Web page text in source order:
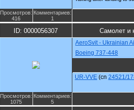
Просмотров:
416
Комментариев:
1
ID: 0000056307 Самолет и
AeroSvit - Ukrainian
Boeing 737-448
UR-VVE (cn 24521/
Просмотров:
1075
Комментариев:
5